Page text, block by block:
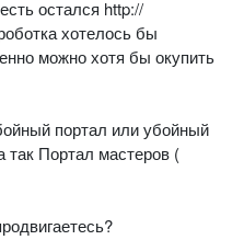
остался http://
хотелось бы
можно хотя бы окупить
портал или убойный
так Портал мастеров (